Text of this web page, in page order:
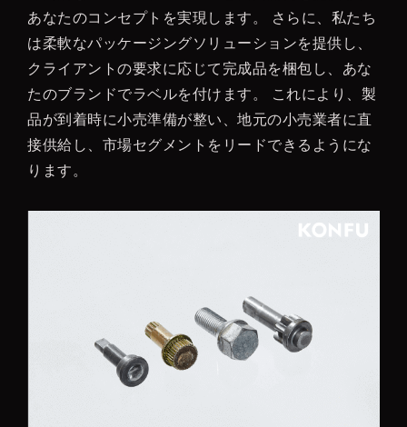
あなたのコンセプトを実現します。 さらに、私たち
は柔軟なパッケージングソリューションを提供し、
クライアントの要求に応じて完成品を梱包し、あな
たのブランドでラベルを付けます。 これにより、製
品が到着時に小売準備が整い、地元の小売業者に直
接供給し、市場セグメントをリードできるようにな
ります。